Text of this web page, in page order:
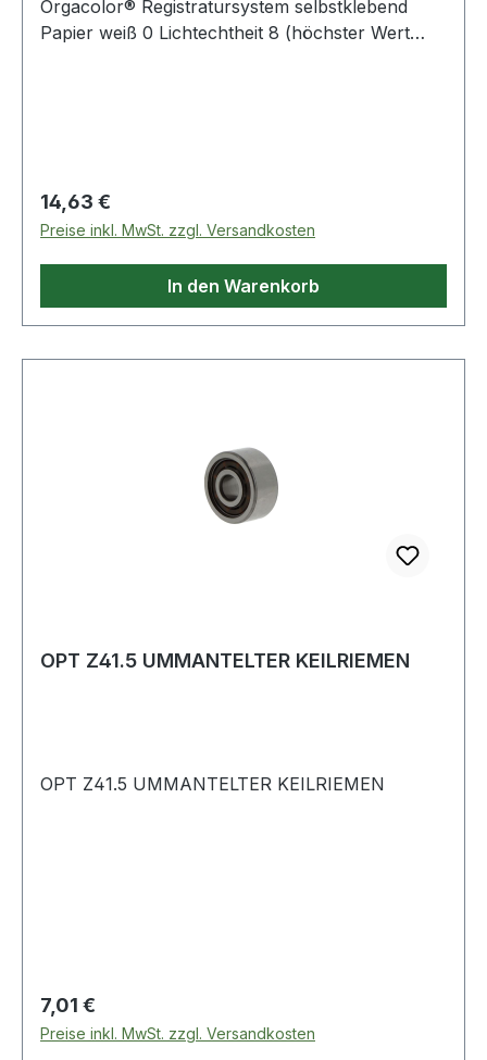
Orgacolor® Registratursystem selbstklebend
Papier weiß 0 Lichtechtheit 8 (höchster Wert
Regulärer Preis:
14,63 €
Preise inkl. MwSt. zzgl. Versandkosten
In den Warenkorb
OPT Z41.5 UMMANTELTER KEILRIEMEN
OPT Z41.5 UMMANTELTER KEILRIEMEN
Regulärer Preis:
7,01 €
Preise inkl. MwSt. zzgl. Versandkosten